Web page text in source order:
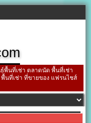
พื้นที่เช่า ตลาดนัด พื้นที่เช่า
นที่เช่า ที่ขายของ แฟรนไชส์